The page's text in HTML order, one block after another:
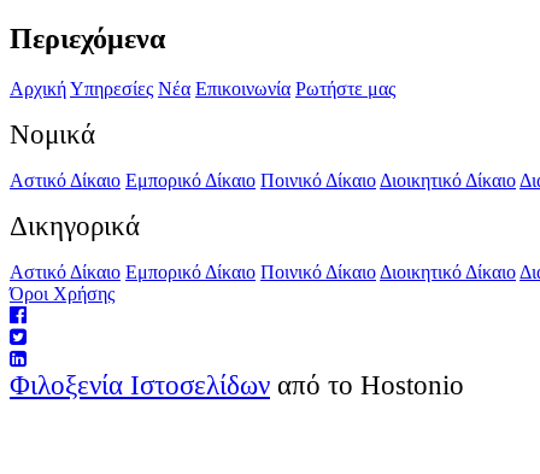
Περιεχόμενα
ΑρχικήΥπηρεσίες Νέα Επικοινωνία Ρωτήστε μας
Νομικά
Αστικό Δίκαιο Εμπορικό Δίκαιο Ποινικό Δίκαιο Διοικητικό Δίκαιο
Δικηγορικά
Αστικό Δίκαιο Εμπορικό Δίκαιο Ποινικό Δίκαιο Διοικητικό Δίκαιο
Όροι Χρήσης
Φιλοξενία Ιστοσελίδων από το Hostonio